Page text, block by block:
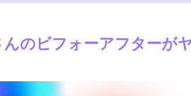
のビフォーアフターが